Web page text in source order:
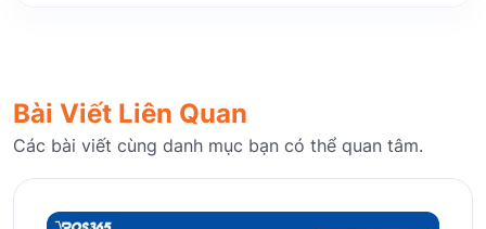
Bài Viết Liên Quan
Các bài viết cùng danh mục bạn có thể quan tâm.